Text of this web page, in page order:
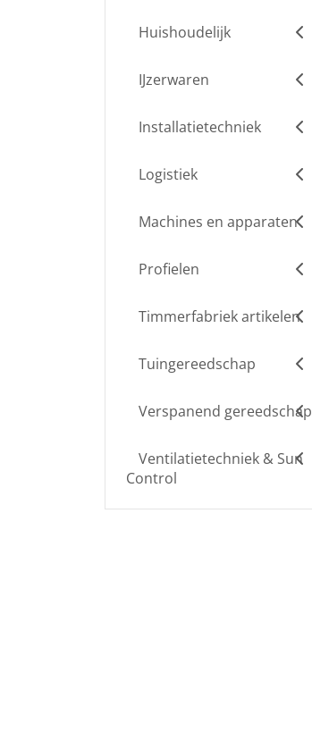
Huishoudelijk
IJzerwaren
Installatietechniek
Logistiek
Machines en apparaten
Profielen
Timmerfabriek artikelen
Tuingereedschap
Verspanend gereedschap
Ventilatietechniek & Sun
Control